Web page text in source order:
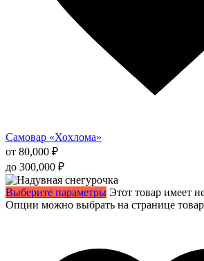
Самовар «Хохлома»
от 80,000 ₽
до 300,000 ₽
Выберите параметры Этот товар имеет
Опции можно выбрать на странице